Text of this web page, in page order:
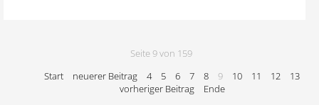
Seite 9 von 159
Start
neuerer Beitrag 4 5 6 7 8 9 10 11 12
13
vorheriger Beitrag
Ende